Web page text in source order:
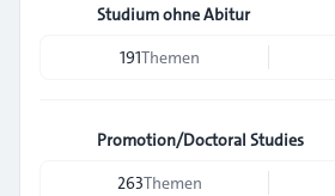
Studium ohne Abitur
191Themen
Promotion/Doctoral Studies
263Themen